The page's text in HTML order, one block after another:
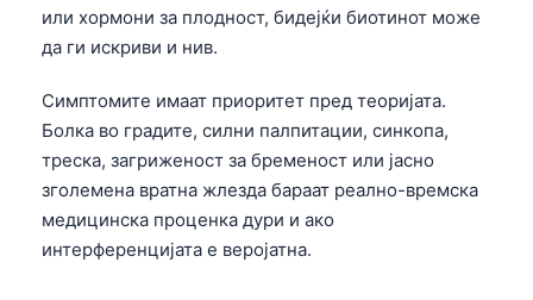
или хормони за плодност, бидејќи биотинот може
да ги искриви и нив.
Симптомите имаат приоритет пред теоријата.
Болка во градите, силни палпитации, синкопа,
треска, загриженост за бременост или јасно
зголемена вратна жлезда бараат реално-времска
медицинска проценка дури и ако
интерференцијата е веројатна.
Türkçe
Română
简体中文
فارسی
Dansk